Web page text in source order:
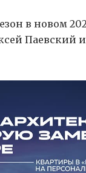
в новом
Паевский